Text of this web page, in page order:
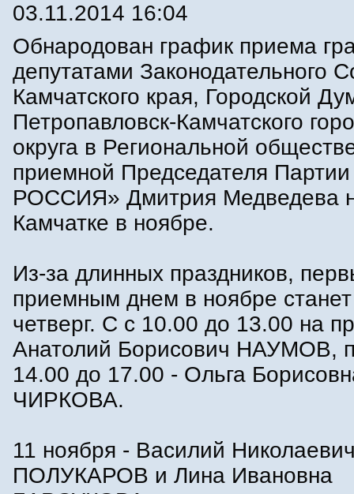
03.11.2014 16:04
Обнародован график приема
депутатами Законодательного
Камчатского края, Городской
Петропавловск-Камчатского
округа в Региональной
приемной Председателя
РОССИЯ» Дмитрия Медведева
Камчатке в ноябре.
Из-за длинных праздников,
приемным днем в ноябре
четверг. С с 10.00 до 13.00 на
Анатолий Борисович НАУМОВ,
14.00 до 17.00 - Ольга
ЧИРКОВА.
11 ноября - Василий
ПОЛУКАРОВ и Лина Ивановна